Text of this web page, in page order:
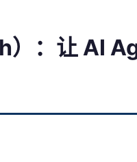
：让 AI